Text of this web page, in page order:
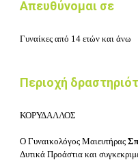
Απευθύνομαι σε
Γυναίκες από 14 ετών και άνω
Περιοχή
ΚΟΡΥΔΑΛΛΟΣ
Ο Γυναικολόγος Μαιευτήρας
Δυτικά Προάστια και